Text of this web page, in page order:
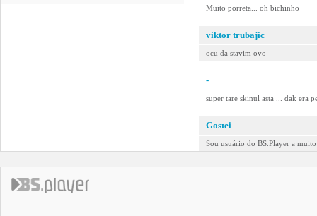
Muito porreta... oh bichinho
viktor trubajic
ocu da stavim ovo
-
super tare skinul asta ... dak era
Gostei
Sou usuário do BS.Player a